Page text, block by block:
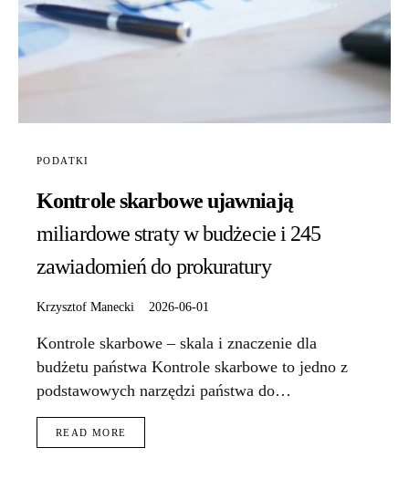
PODATKI
Kontrole skarbowe ujawniają
miliardowe straty w budżecie i 245
zawiadomień do prokuratury
Krzysztof Manecki 2026-06-01
Kontrole skarbowe – skala i znaczenie dla
budżetu państwa Kontrole skarbowe to jedno z
podstawowych narzędzi państwa do…
READ MORE